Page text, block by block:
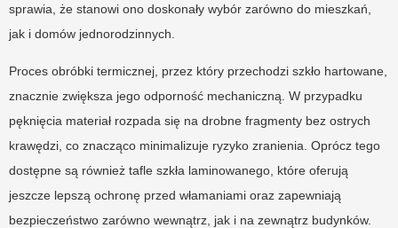
sprawia, że stanowi ono doskonały wybór zarówno do mieszkań,
jak i domów jednorodzinnych.
Proces obróbki termicznej, przez który przechodzi szkło hartowane,
znacznie zwiększa jego odporność mechaniczną. W przypadku
pęknięcia materiał rozpada się na drobne fragmenty bez ostrych
krawędzi, co znacząco minimalizuje ryzyko zranienia. Oprócz tego
dostępne są również tafle szkła laminowanego, które oferują
jeszcze lepszą ochronę przed włamaniami oraz zapewniają
bezpieczeństwo zarówno wewnątrz, jak i na zewnątrz budynków.